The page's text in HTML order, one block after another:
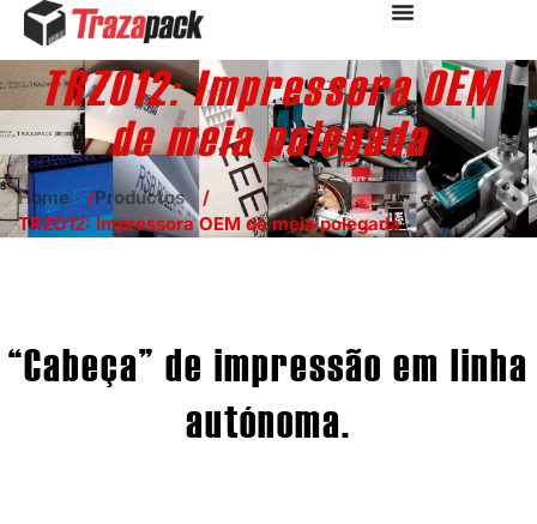
TRZO12: Impressora OEM
de meia polegada
Home
Productos
TRZO12: Impressora OEM de meia polegada
“Cabeça” de impressão em linha
autónoma.